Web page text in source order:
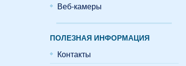
Веб-камеры
ПОЛЕЗНАЯ ИНФОРМАЦИЯ
Контакты